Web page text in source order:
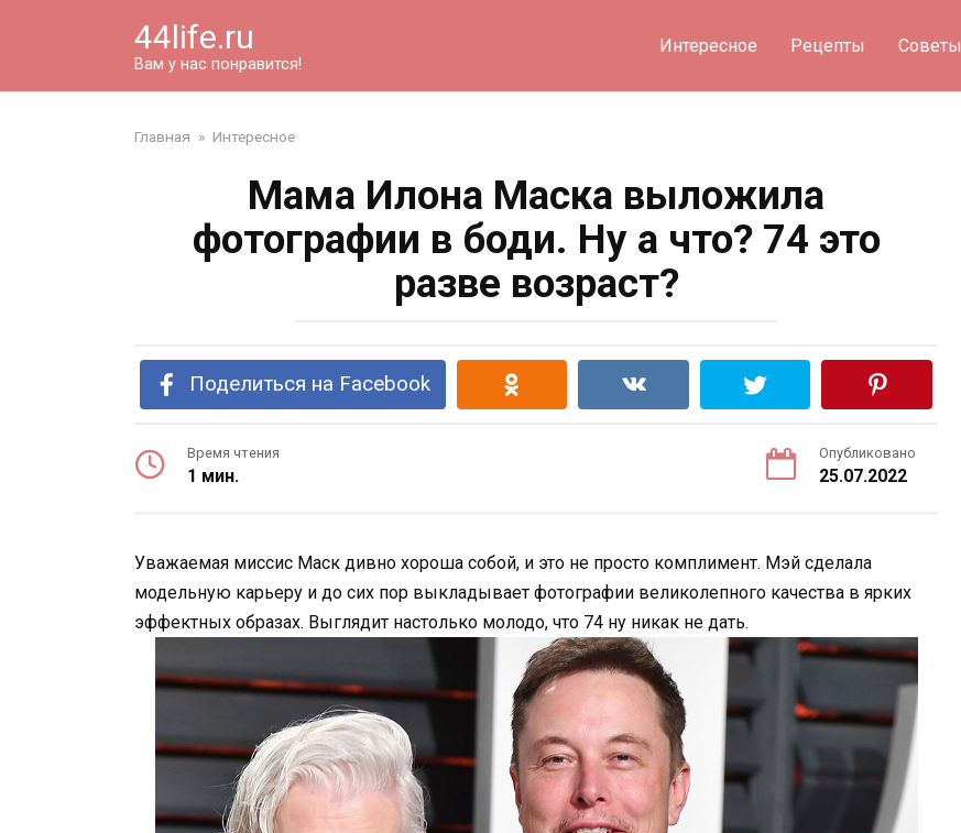
44life.ru
Вам у нас понравится!
Интересное Рецепты Советы
Главная » Интересное
Мама Илона Маска выложила
фотографии в боди. Ну а что? 74 это
разве возраст?
Поделиться на Facebook
Время чтения
1 мин.
Опубликовано
25.07.2022
Уважаемая миссис Маск дивно хороша собой, и это не просто комплимент. Мэй сделала
модельную карьеру и до сих пор выкладывает фотографии великолепного качества в ярких
эффектных образах. Выглядит настолько молодо, что 74 ну никак не дать.